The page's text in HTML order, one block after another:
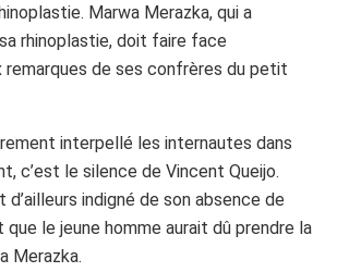
Marwa Merazka, qui a
rhinoplastie, doit faire face
remarques de ses confrères du petit
interpellé les internautes dans
c’est le silence de Vincent Queijo.
d’ailleurs indigné de son absence de
le jeune homme aurait dû prendre la
Merazka.